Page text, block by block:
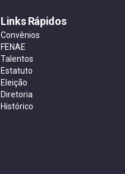
Links Rápidos
Convênios
FENAE
Talentos
Estatuto
Eleição
Diretoria
Histórico